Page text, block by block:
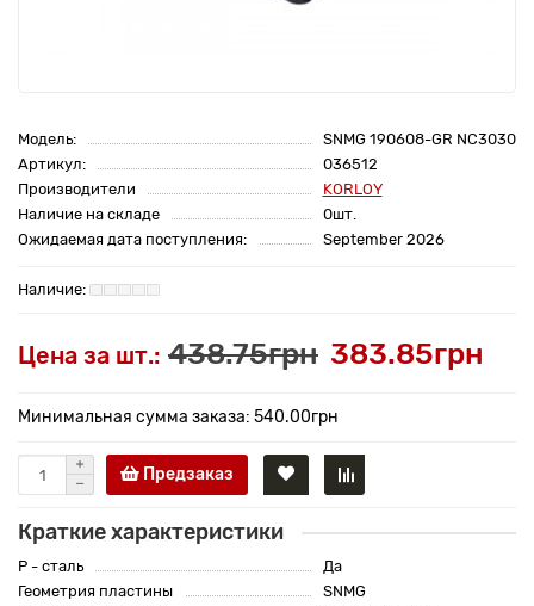
Модель:
SNMG 190608-GR NC3030
Артикул:
036512
Производители
KORLOY
Наличие на складе
0шт.
Ожидаемая дата поступления:
September 2026
Цена за шт.: 438.75грн 383.85грн
Минимальная сумма заказа: 540.00грн
Предзаказ
Краткие характеристики
P - сталь
Да
Геометрия пластины
SNMG